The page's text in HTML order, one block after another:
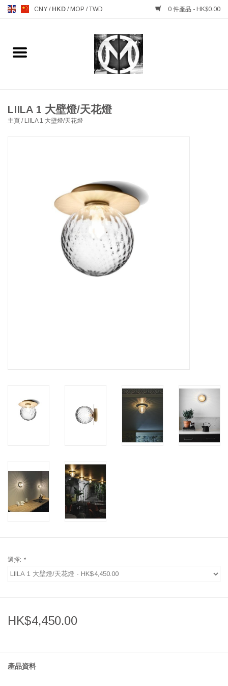
CNY / HKD / MOP /TWD 0 件產品 - HK$0.00
主頁
MANKS ANTIQUES 古董
GIFTS & DECORATIVE 禮品
HEALTHY LIVING 健康家居
LATEST ARRIVALS 最新扺港
Gift cards
LIILA 1 大壁燈/天花燈
主頁 / LIILA 1 大壁燈/天花燈
選擇: *
HK$4,450.00
產品資料